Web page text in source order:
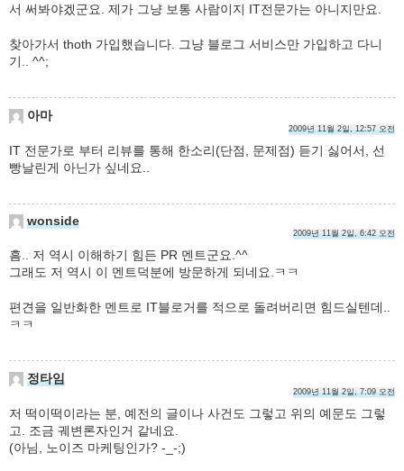
서 써봐야겠군요. 제가 그냥 보통 사람이지 IT전문가는 아니지만요.
찾아가서 thoth 가입했습니다. 그냥 블로그 서비스만 가입하고 다니
기.. ^^;
아마
2009년 11월 2일, 12:57 오전
IT 전문가로 부터 리뷰를 통해 한소리(단점, 문제점) 듣기 싫어서, 선
빵날린게 아닌가 싶네요..
wonside
2009년 11월 2일, 6:42 오전
흠.. 저 역시 이해하기 힘든 PR 멘트군요.^^
그래도 저 역시 이 멘트덕분에 방문하게 되네요.ㅋㅋ
편견을 일반화한 멘트로 IT블로거를 적으로 돌려버리면 힘드실텐데..
ㅋㅋ
정타임
2009년 11월 2일, 7:09 오전
저 떡이떡이라는 분, 예전의 글이나 사건도 그렇고 위의 예문도 그렇
고. 조금 궤변론자인거 같네요.
(아님, 노이즈 마케팅인가? -_-;)